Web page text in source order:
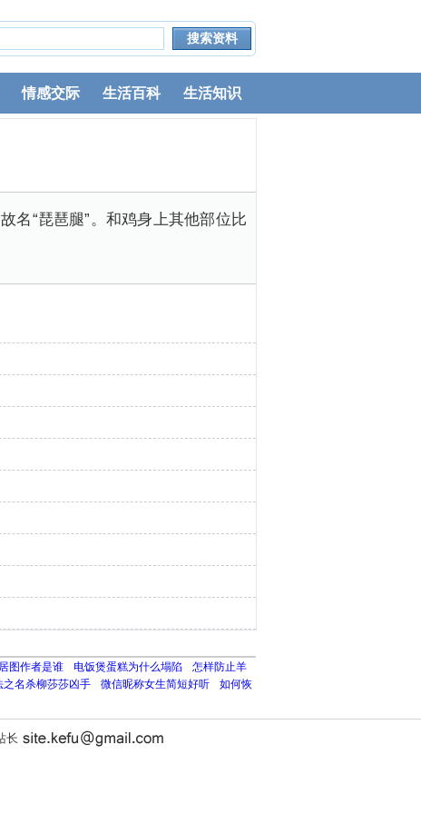
情感交际 生活百科 生活知识
名“琵琶腿”。和鸡身上其他部位比
图作者是谁 电饭煲蛋糕为什么塌陷
怎样防止羊
之名杀柳莎莎凶手 微信昵称女生简短好听
如何恢
长